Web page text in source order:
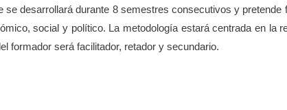
se desarrollará durante 8 semestres consecutivos y pretende
social y político. La metodología estará centrada en la
formador será facilitador, retador y secundario.